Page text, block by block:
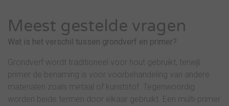
Meest gestelde vragen
Wat is het verschil tussen grondverf en primer?
Grondverf wordt traditioneel voor hout gebruikt, terwijl
primer de benaming is voor voorbehandeling van andere
materialen zoals metaal of kunststof. Tegenwoordig
worden beide termen door elkaar gebruikt. Een multi-primer